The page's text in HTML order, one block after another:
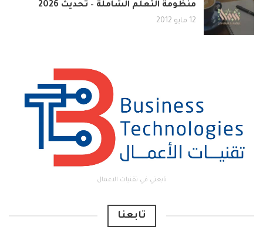
منظومة التعلم الشاملة – تحديث 2026
12 مايو 2012
تابعني في تقنيات الاعمال
تابعنا